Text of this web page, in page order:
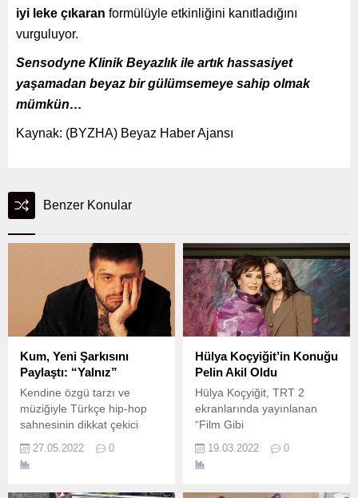
iyi leke çıkaran formülüyle etkinliğini kanıtladığını
vurguluyor.
Sensodyne Klinik Beyazlık ile artık hassasiyet
yaşamadan beyaz bir gülümsemeye sahip olmak
mümkün…
Kaynak: (BYZHA) Beyaz Haber Ajansı
Benzer Konular
Kum, Yeni Şarkısını
Paylaştı: “Yalnız”
Kendine özgü tarzı ve
müziğiyle Türkçe hip-hop
sahnesinin dikkat çekici
isimlerinden Kum, yeni
şarkısı “Yalnız”ı Universal
Müzik Türkiye etiketiyle
27.05.2022 0
Hülya Koçyiğit’in Konuğu
Pelin Akil Oldu
Hülya Koçyiğit, TRT 2
ekranlarında yayınlanan
“Film Gibi
Hayatlar” programında
konuklarını ağırlamaya
devam ediyor.
19.03.2022 0